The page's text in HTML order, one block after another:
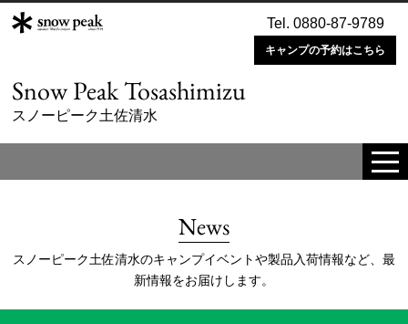
Snow Peak Tosashimizu
スノーピーク土佐清水
Tel. 0880-87-9789
キャンプの予約はこちら
News
スノーピーク土佐清水のキャンプイベントや製品入荷情報など、最
新情報をお届けします。